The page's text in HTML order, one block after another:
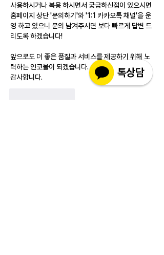
사용하시거나 복용 하시면서 궁금하신점이 있으시면
홈페이지 상단 '문의하기'와 '1:1 카카오톡 채널'을 운
영 하고 있으니 문의 남겨주시면 보다 빠르게 답변 드
리도록 하겠습니다!
앞으로도 더 좋은 품질과 서비스를 제공하기 위해 노
력하는 인코몰이 되겠습니다.
감사합니다.